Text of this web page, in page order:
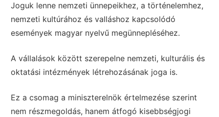
Joguk lenne nemzeti ünnepeikhez, a történelemhez,
nemzeti kultúrához és valláshoz kapcsolódó
események magyar nyelvű megünnepléséhez.
A vállalások között szerepelne nemzeti, kulturális és
oktatási intézmények létrehozásának joga is.
Ez a csomag a miniszterelnök értelmezése szerint
nem részmegoldás, hanem átfogó kisebbségjogi